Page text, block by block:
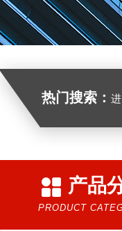
热门搜索： 进口
产品
PRODUCT